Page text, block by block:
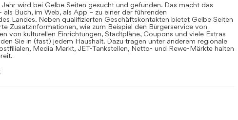
wird bei Gelbe Seiten gesucht und gefunden. Das macht das
als Buch, im Web, als App – zu einer der führenden
Landes. Neben qualifizierten Geschäftskontakten bietet Gelbe Seiten
Zusatzinformationen, wie zum Beispiel den Bürgerservice von
von kulturellen Einrichtungen, Stadtpläne, Coupons und viele Extras
Sie in (fast) jedem Haushalt. Dazu tragen unter anderem regionale
Media Markt, JET-Tankstellen, Netto- und Rewe-Märkte halten